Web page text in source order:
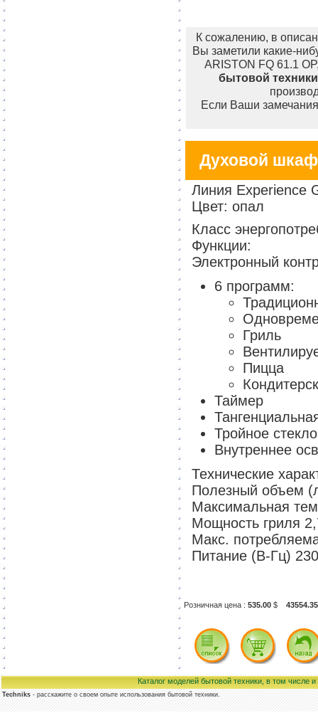
К сожалению, в
Вы заметили какие-
ARISTON FQ 61.1
бытовой
Если Ваши замечания
Духовой шкаф
Линия Experience
Цвет: опал
Класс
Функции:
Электронный
6 программ:
Гриль
Пицца
Таймер
Тройное
Внутреннее
Технические
Полезный объем
Максимальная
Мощность гриля
Макс.
Питание (В-Гц)
Розничная цена : 535.00 $ 43554.35
Каталог моделей бытовой техники, в том числе
Techniks- расскажите о своем опыте использования бытовой техники.